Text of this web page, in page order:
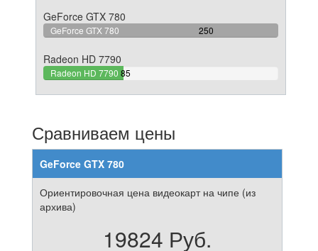
GeForce GTX 780
GeForce GTX 780 250
100%
Radeon HD 7790
Radeon HD 7790 85
34%
Сравниваем цены
GeForce GTX 780
Ориентировочная цена видеокарт на чипе (из
архива)
19824 Руб.